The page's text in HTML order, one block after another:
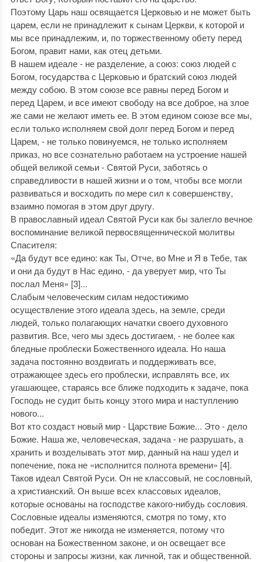
Поэтому Царь наш освящается Церковью и не может быть
царем, если не принадлежит к сынам Церкви, к которой и
мы все принадлежим, и, по торжественному обету перед
Богом, правит нами, как отец детьми.
В нашем идеале - не разделение, а союз: союз людей с
Богом, государства с Церковью и братский союз людей
между собою. В этом союзе все равны перед Богом и
перед Царем, и все имеют свободу на все доброе, на злое
же сами не желают иметь ее. В этом едином союзе все мы,
если только исполняем свой долг перед Богом и перед
Царем, - не только повинуемся, не только исполняем
приказ, но все сознательно работаем на устроение нашей
общей великой семьи - Святой Руси, заботясь о
справедливости в нашей жизни и о том, чтобы все могли
развиваться и восходить по мере сил к совершенству,
взаимно помогая в этом друг другу.
В православный идеал Святой Руси как бы залегло вечное
воспоминание великой первосвященнической молитвы
Спасителя:
«Да будут все едино: как Ты, Отче, во Мне и Я в Тебе, так
и они да будут в Нас едино, - да уверует мир, что Ты
послал Меня» [3]...
Слабым человеческим силам недостижимо
осуществление этого идеала здесь, на земле, среди
людей, только полагающих начатки своего духовного
развития. Все, чего мы здесь достигаем, - не более как
бледные проблески Божественного идеала. Но наша
задача постоянно воздвигать и поддерживать все,
отражающее здесь его проблески, исправлять все, их
угашающее, стараясь все ближе подходить к задаче, пока
Господь не судит быть концу этого мира и наступлению
нового...
Вот кто создаст новый мир - Царствие Божие... Это - дело
Божие. Наша же, человеческая, задача - не разрушать, а
хранить и возделывать этот мир, данный на наш удел и
попечение, пока не «исполнится полнота времени» [4].
Таков идеал Святой Руси. Он не классовый, не сословный,
а христианский. Он выше всех классовых идеалов,
которые основаны на господстве какого-нибудь сословия.
Сословные идеалы изменяются, смотря по тому, кто
победит. Этот же никогда не изменяется, потому что
основан на Божественном законе, и он освещает все
стороны и запросы жизни, как личной, так и общественной.